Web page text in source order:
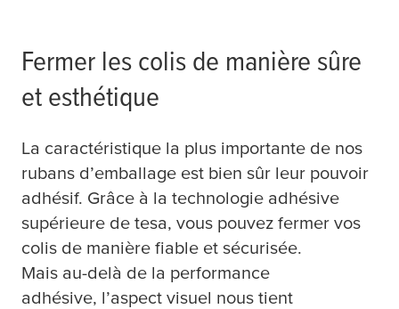
Fermer les colis de manière sûre
et esthétique
La caractéristique la plus importante de nos
rubans d’emballage est bien sûr leur pouvoir
adhésif. Grâce à la technologie adhésive
supérieure de tesa, vous pouvez fermer vos
colis de manière fiable et sécurisée.
Mais au-delà de la performance
adhésive, l’aspect visuel nous tient